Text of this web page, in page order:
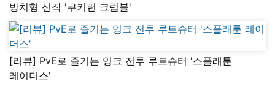
방치형 신작 '쿠키런 크럼블'
[리뷰] PvE로 즐기는 잉크 전투 루트슈터 '스플래툰
레이더스'